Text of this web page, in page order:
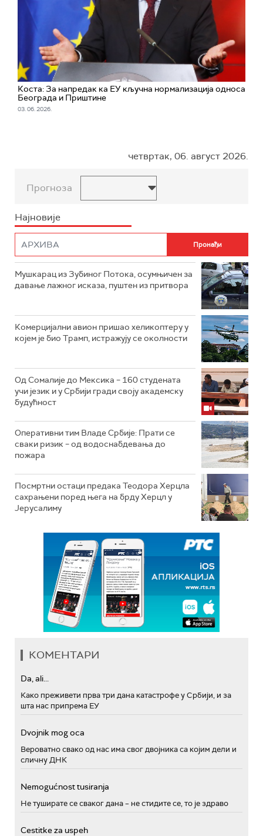
Коста: За напредак ка ЕУ кључна нормализација односа
Београда и Приштине
03. 06. 2026.
четвртак, 06. август 2026.
Прогноза
Најновије
Мушкарац из Зубиног Потока, осумњичен за
давање лажног исказа, пуштен из притвора
Комерцијални авион пришао хеликоптеру у
којем је био Трамп, истражују се околности
Од Сомалије до Мексика – 160 студената
учи језик и у Србији гради своју академску
будућност
Оперативни тим Владе Србије: Прати се
сваки ризик – од водоснабдевања до
пожара
Посмртни остаци предака Теодора Херцла
сахрањени поред њега на брду Херцл у
Јерусалиму
КОМЕНТАРИ
Da, ali...
Како преживети прва три дана катастрофе у Србији, и за
шта нас припрема ЕУ
Dvojnik mog oca
Вероватно свако од нас има свог двојника са којим дели и
сличну ДНК
Nemogućnost tusiranja
Не туширате се сваког дана – не стидите се, то је здраво
Cestitke za uspeh